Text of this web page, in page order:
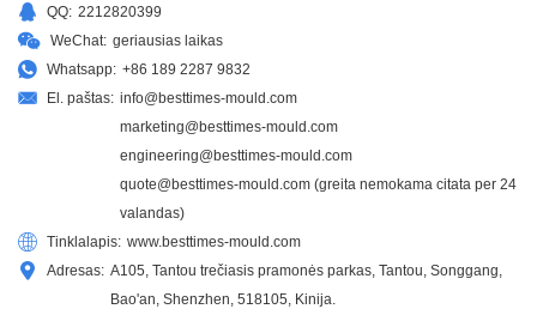
QQ: 2212820399
WeChat: geriausias laikas
Whatsapp: +86 189 2287 9832
El. paštas: info@besttimes-mould.com
marketing@besttimes-mould.com
engineering@besttimes-mould.com
quote@besttimes-mould.com (greita nemokama citata per 24
valandas)
Tinklalapis: www.besttimes-mould.com
Adresas: A105, Tantou trečiasis pramonės parkas, Tantou, Songgang,
Bao'an, Shenzhen, 518105, Kinija.